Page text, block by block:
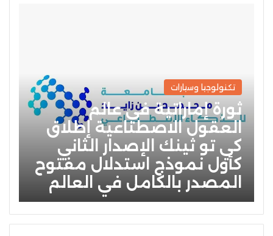
تكنولوجيا وسيارات
ثورة إماراتية في عالم
العقول الاصطناعية إطلاق
كي تو ثينك الإصدار الثاني
كأول نموذج استدلال مفتوح
المصدر بالكامل في العالم